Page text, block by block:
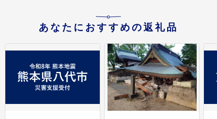
あなたにおすすめの返礼品